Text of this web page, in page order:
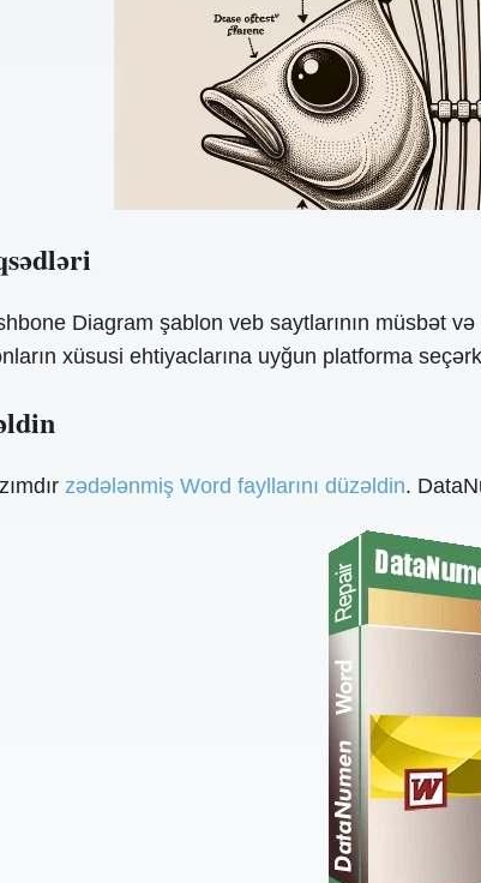
Diagram şablon veb saytlarının müsbət
xüsusi ehtiyaclarına uyğun platforma
zədələnmiş Word fayllarını düzəldin.